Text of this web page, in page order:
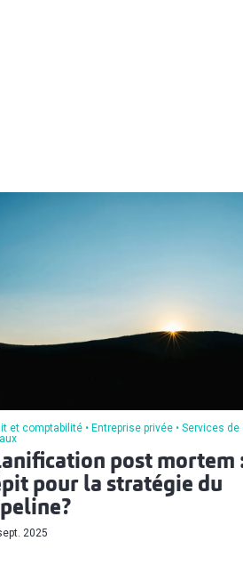
et comptabilité
Entreprise privée
Services
post mortem
pour la stratégie du
2025